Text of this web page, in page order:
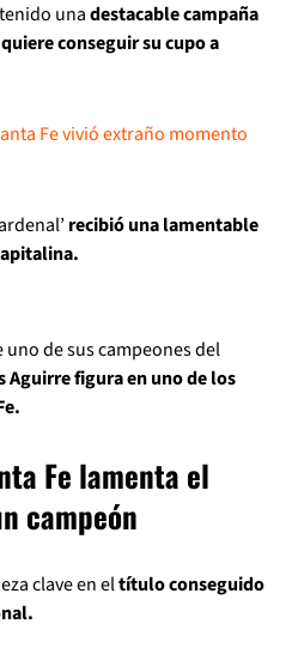
unadestacable campaña
conseguir su cupo a
Fe vivió extraño momento
recibió una lamentable
de sus campeones del
Aguirre figura en uno de los
Fe lamenta el
campeón
clave en eltítulo conseguido